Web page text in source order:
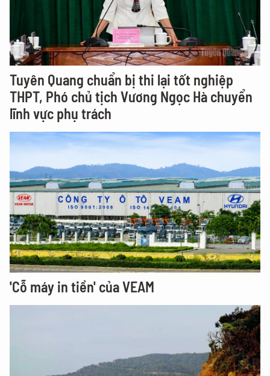
Tuyên Quang chuẩn bị thi lại tốt nghiệp
THPT, Phó chủ tịch Vương Ngọc Hà chuyển
lĩnh vực phụ trách
'Cỗ máy in tiền' của VEAM